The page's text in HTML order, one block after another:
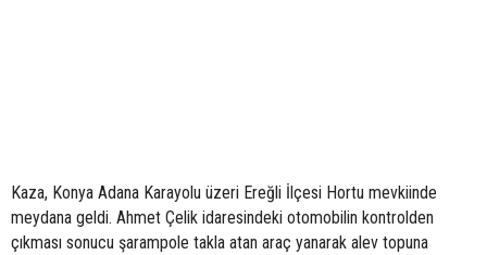
Kaza, Konya Adana Karayolu üzeri Ereğli İlçesi Hortu mevkiinde
meydana geldi. Ahmet Çelik idaresindeki otomobilin kontrolden
çıkması sonucu şarampole takla atan araç yanarak alev topuna